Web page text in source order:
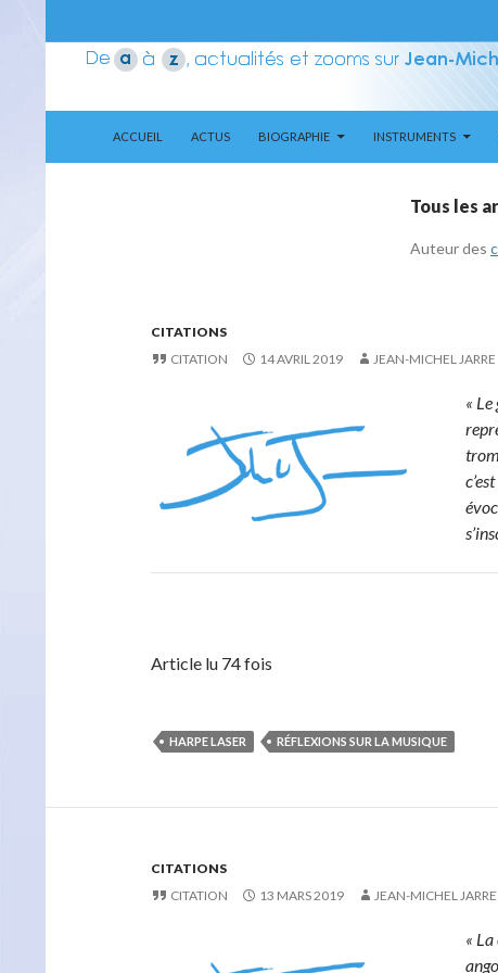
Aerozone JMJ
ACCUEIL
ACTUS BIOGRAPHIE INSTRUMENTS
Tous les
Auteur des
CITATIONS
CITATION
14 AVRIL 2019 JEAN-MICHEL JARRE
«
Article lu 74 fois
HARPE LASER RÉFLEXIONS SUR LA MUSIQUE
CITATIONS
CITATION
13 MARS 2019 JEAN-MICHEL JARRE
«